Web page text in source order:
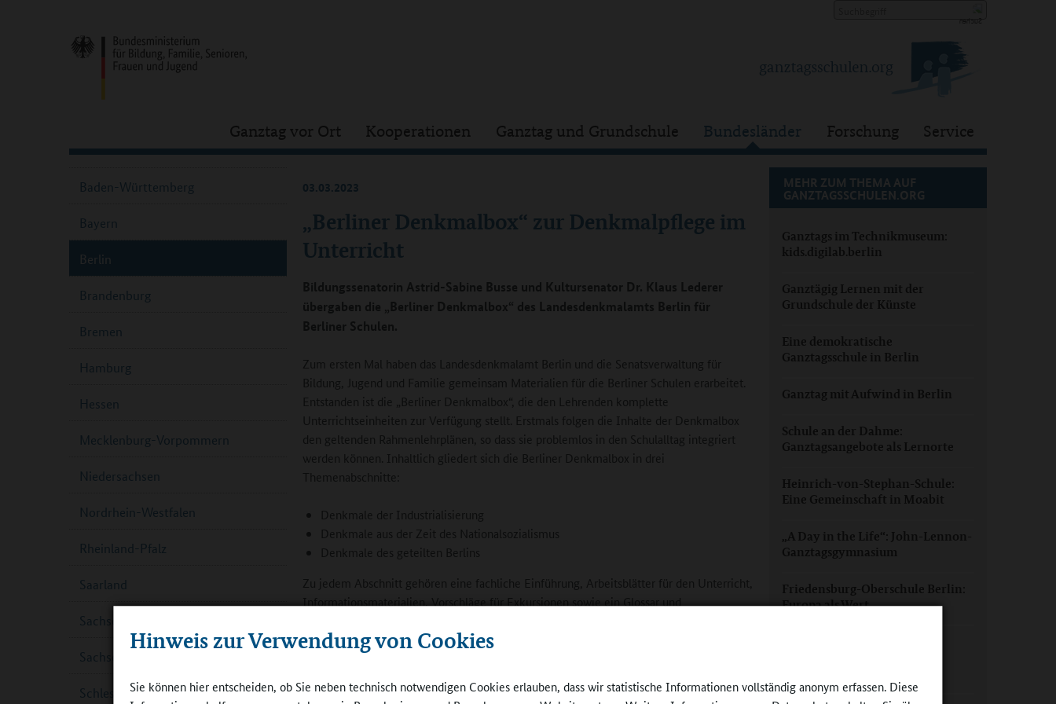
Hinweis zur Verwendung von Cookies
Sie können hier entscheiden, ob Sie neben technisch notwendigen Cookies erlauben, dass wir statistische Informationen vollständig anonym erfassen. Diese
Ganztag vor Ort Kooperationen Ganztag und Grundschule Bundesländer Forschung Service
„Berliner Denkmalbox“ zur Denkmalpflege im
Unterricht
03.03.2023
Bildungssenatorin Astrid-Sabine Busse und Kultursenator Dr. Klaus Lederer
übergaben die „Berliner Denkmalbox“ des Landesdenkmalamts Berlin für
Berliner Schulen.
Zum ersten Mal haben das Landesdenkmalamt Berlin und die Senatsverwaltung für
Bildung, Jugend und Familie gemeinsam Materialien für die Berliner Schulen erarbeitet.
Entstanden ist die „Berliner Denkmalbox“, die den Lehrenden komplette
Unterrichtseinheiten zur Verfügung stellt. Erstmals folgen die Inhalte der Denkmalbox
den geltenden Rahmenlehrplänen, so dass sie problemlos in den Schulalltag integriert
werden können. Inhaltlich gliedert sich die Berliner Denkmalbox in drei
Themenabschnitte:
Denkmale der Industrialisierung
Denkmale aus der Zeit des Nationalsozialismus
Denkmale des geteilten Berlins
Zu jedem Abschnitt gehören eine fachliche Einführung, Arbeitsblätter für den Unterricht,
Informationsmaterialien, Vorschläge für Exkursionen sowie ein Glossar und
Senatorin Astrid Busse (Bildung, Jugend und Familie) und Dr. Klaus Lederer (Kultur und
Unterricht.
MEHR ZUM THEMA AUF
GANZTAGSSCHULEN.ORG
Ganztags im Technikmuseum:
kids.digilab.berlin
Ganztägig Lernen mit der
Grundschule der Künste
Eine demokratische
Ganztagsschule in Berlin
Ganztag mit Aufwind in Berlin
Schule an der Dahme:
Ganztagsangebote als Lernorte
Heinrich-von-Stephan-Schule:
Eine Gemeinschaft in Moabit
„A Day in the Life“: John-Lennon-
Ganztagsgymnasium
Friedensburg-Oberschule Berlin:
Europa als Wert
Baden-Württemberg
Bayern
Berlin
Brandenburg
Bremen
Hamburg
Hessen
Mecklenburg-Vorpommern
Niedersachsen
Nordrhein-Westfalen
Rheinland-Pfalz
Saarland
Sachsen
Sachsen-Anhalt
Schleswig-Holstein